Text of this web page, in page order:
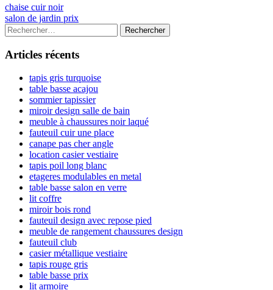
Navigation
de
l’article
Previous
article:
chaise cuir noir
Next
article:
salon de jardin prix
Colonne
latérale
principale
Rechercher :
Articles récents
tapis gris turquoise
table basse acajou
sommier tapissier
miroir design salle de bain
meuble à chaussures noir laqué
fauteuil cuir une place
canape pas cher angle
location casier vestiaire
tapis poil long blanc
etageres modulables en metal
table basse salon en verre
lit coffre
miroir bois rond
fauteuil design avec repose pied
meuble de rangement chaussures design
fauteuil club
casier métallique vestiaire
tapis rouge gris
table basse prix
lit armoire